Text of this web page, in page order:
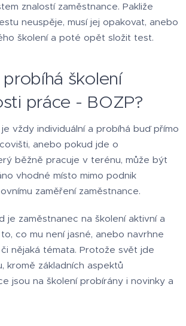
znalostí zaměstnance. Pakliže
neuspěje, musí jej opakovat, anebo
školení a poté opět složit test.
školení
práce - BOZP?
vždy individuální a probíhá buď přímo
anebo pokud jde o
běžně pracuje v terénu, může být
vhodné místo mimo podnik
zaměření zaměstnance.
je zaměstnanec na školení aktivní a
co mu není jasné, anebo navrhne
nějaká témata. Protože svět jde
kromě základních aspektů
jsou na školení probírány i novinky a